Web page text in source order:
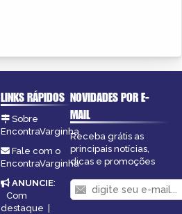
LINKS RÁPIDOS
Sobre
EncontraVarginha
Fale com o
EncontraVarginha
ANUNCIE:
Com
destaque
NOVIDADES POR E-
MAIL
Receba grátis as
principais notícias,
dicas e promoções